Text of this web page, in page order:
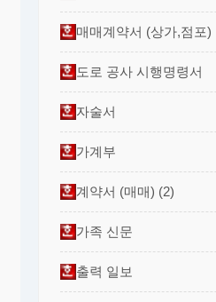
매매계약서 (상가,점포)
도로 공사 시행명령서
자술서
가계부
계약서 (매매) (2)
가족 신문
출력 일보